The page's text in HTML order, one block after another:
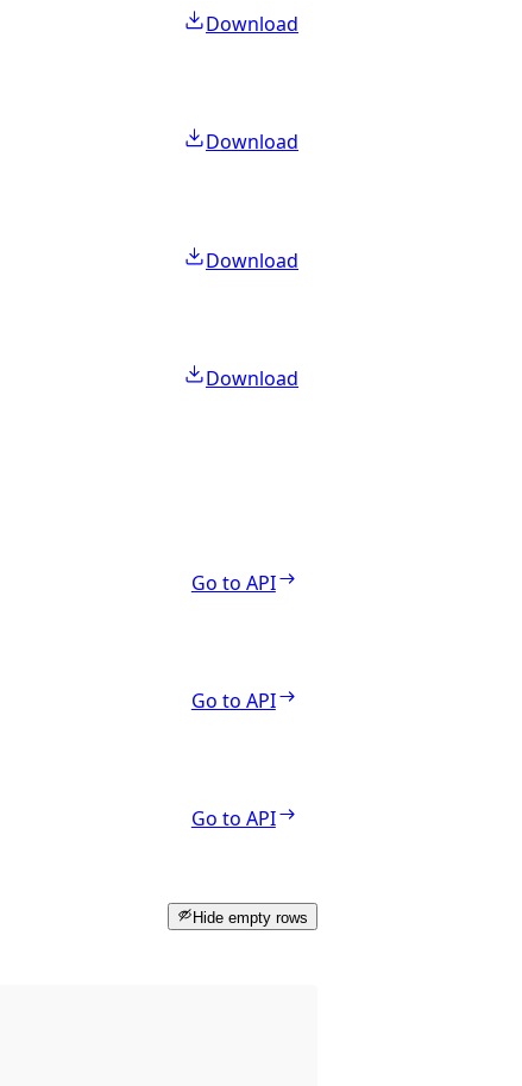
Download
Download
Download
Download
Go to API
Go to API
Go to API
Hide empty rows